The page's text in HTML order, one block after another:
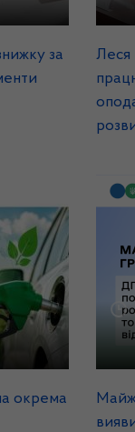
за
Леся
окрема